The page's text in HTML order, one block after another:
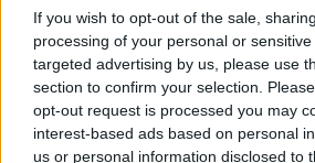
If you wish to opt-out of the sale,
processing of your personal or
targeted advertising by us, please use
section to confirm your selection.
opt-out request is processed you may
interest-based ads based on personal
us or personal information disclosed to
Ett stort framsteg!
2. Vad blir det bästa för ert
– Att tina upp de planer vi lade på
serveringar och grandiosa projekt